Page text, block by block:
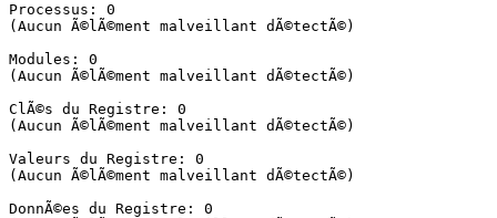
Processus: 0
(Aucun Ã©lÃ©ment malveillant dÃ©tectÃ©)
Modules: 0
(Aucun Ã©lÃ©ment malveillant dÃ©tectÃ©)
ClÃ©s du Registre: 0
(Aucun Ã©lÃ©ment malveillant dÃ©tectÃ©)
Valeurs du Registre: 0
(Aucun Ã©lÃ©ment malveillant dÃ©tectÃ©)
DonnÃ©es du Registre: 0